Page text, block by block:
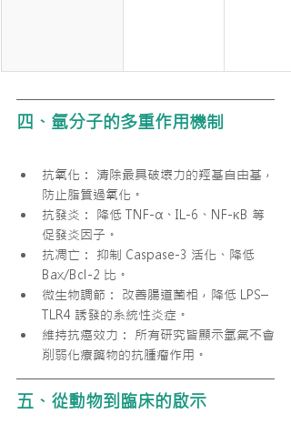
四、氫分子的多重作用機制
抗氧化： 清除最具破壞力的羥基自由基，
防止脂質過氧化。
抗發炎： 降低 TNF-α、IL-6、NF-κB 等
促發炎因子。
抗凋亡： 抑制 Caspase-3 活化、降低
Bax/Bcl-2 比。
微生物調節： 改善腸道菌相，降低 LPS–
TLR4 誘發的系統性炎症。
維持抗癌效力： 所有研究皆顯示氫氣不會
削弱化療藥物的抗腫瘤作用。
五、從動物到臨床的啟示